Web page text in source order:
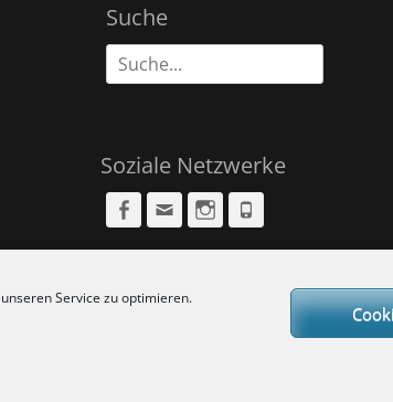
Service zu optimieren.
Suche
Suche
nach:
Soziale Netzwerke
Facebook
Email Instagram